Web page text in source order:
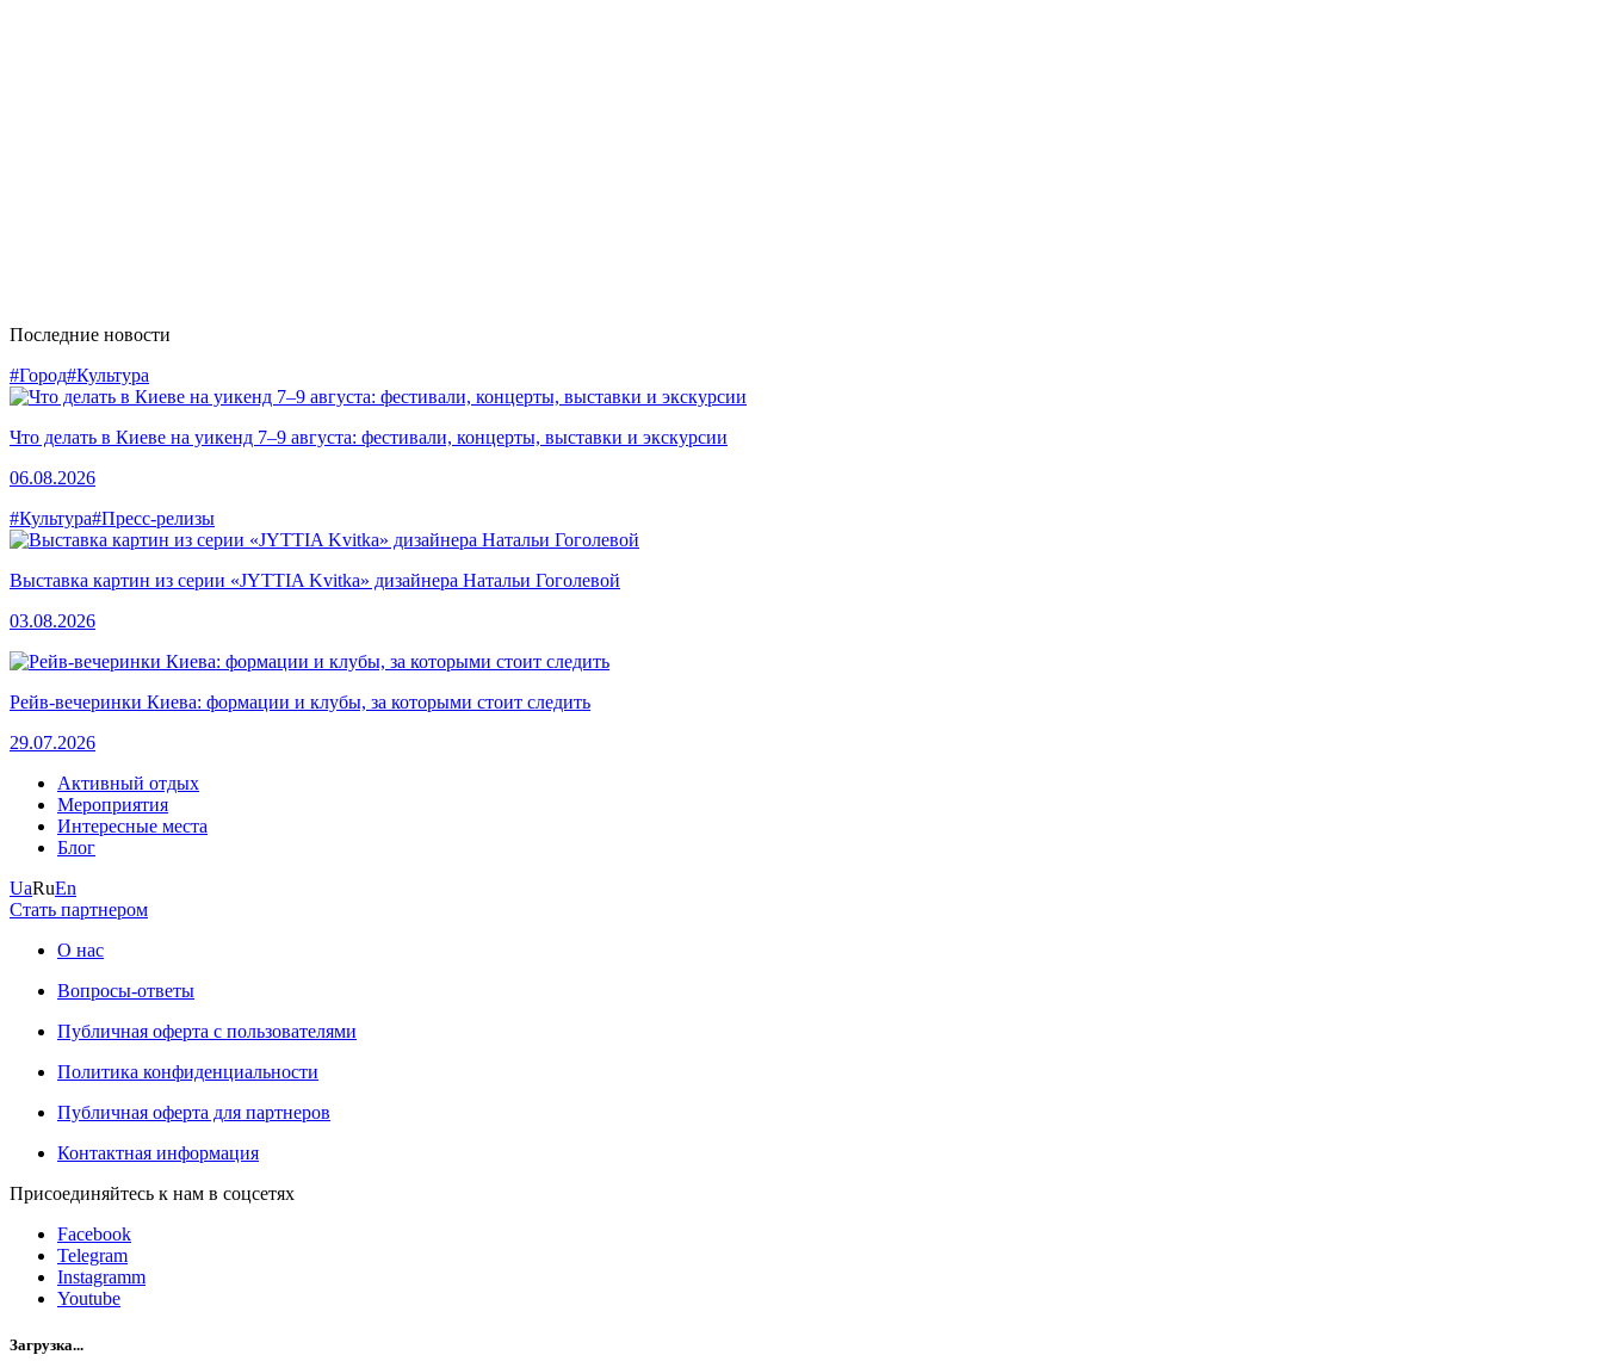
Последние новости
#Город#Культура
Что делать в Киеве на уикенд 7–9 августа: фестивали, концерты, выставки и экскурсии
06.08.2026
#Культура#Пресс-релизы
Выставка картин из серии «JYTTIA Kvitka» дизайнера Натальи Гоголевой
03.08.2026
Рейв-вечеринки Киева: формации и клубы, за которыми стоит следить
29.07.2026
Активный отдых
Мероприятия
Интересные места
Блог
UaRuEn
Стать партнером
О нас
Вопросы-ответы
Публичная оферта с пользователями
Политика конфиденциальности
Публичная оферта для партнеров
Контактная информация
Присоединяйтесь к нам в соцсетях
Facebook
Telegram
Instagramm
Youtube
Загрузка...